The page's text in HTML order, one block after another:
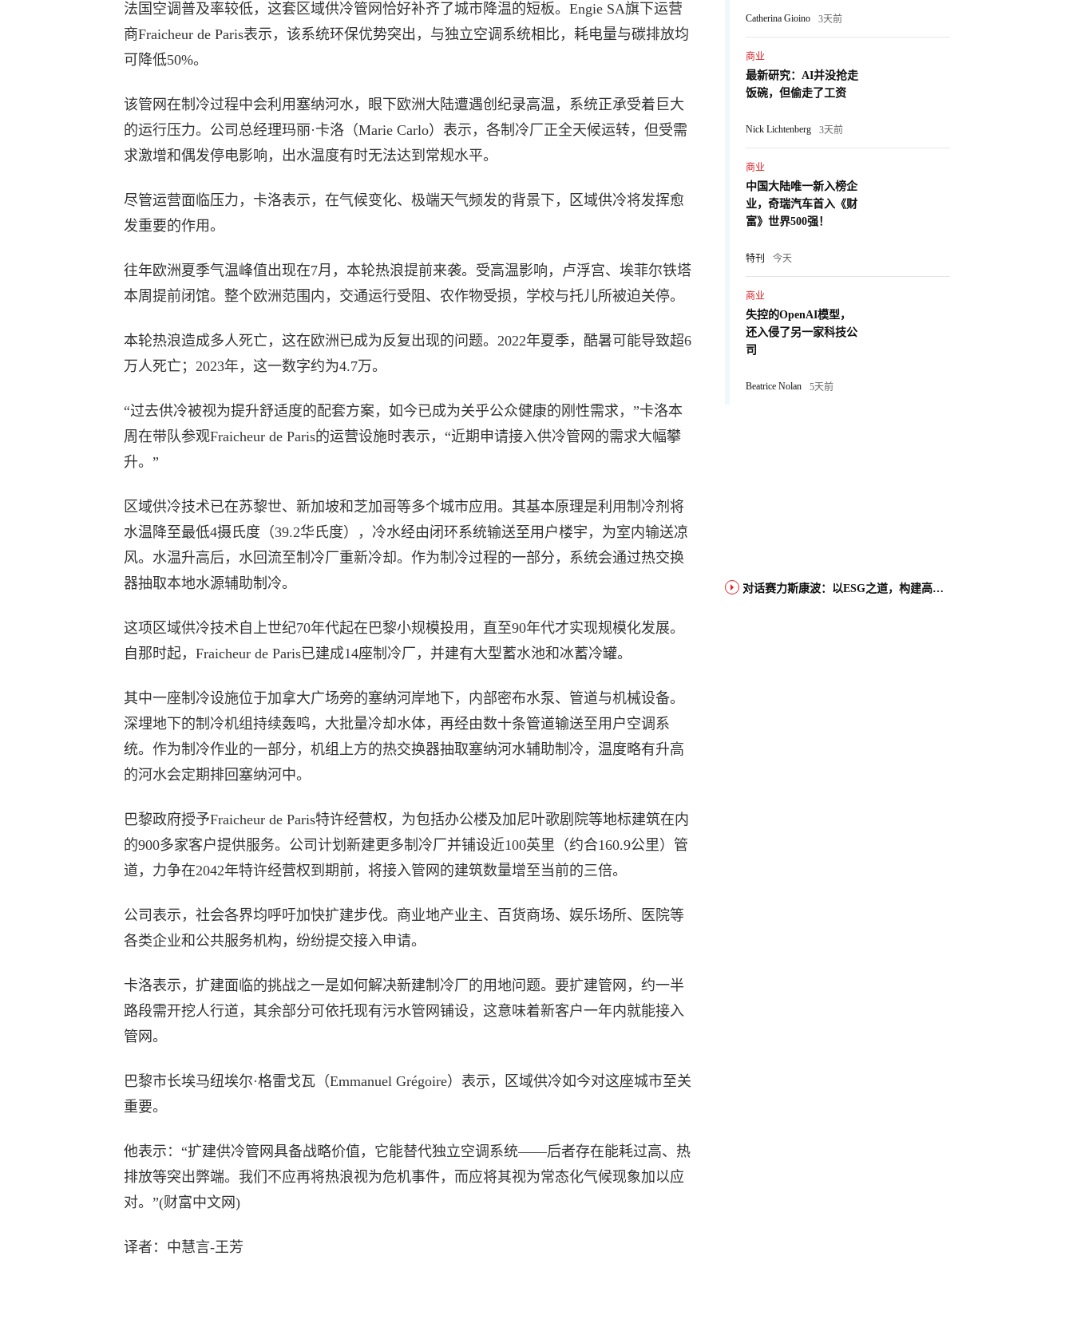
法国空调普及率较低，这套区域供冷管网恰好补齐了城市降温的短板。Engie SA旗下运营
商Fraicheur de Paris表示，该系统环保优势突出，与独立空调系统相比，耗电量与碳排放均
可降低50%。
该管网在制冷过程中会利用塞纳河水，眼下欧洲大陆遭遇创纪录高温，系统正承受着巨大
的运行压力。公司总经理玛丽·卡洛（Marie Carlo）表示，各制冷厂正全天候运转，但受需
求激增和偶发停电影响，出水温度有时无法达到常规水平。
尽管运营面临压力，卡洛表示，在气候变化、极端天气频发的背景下，区域供冷将发挥愈
发重要的作用。
往年欧洲夏季气温峰值出现在7月，本轮热浪提前来袭。受高温影响，卢浮宫、埃菲尔铁塔
本周提前闭馆。整个欧洲范围内，交通运行受阻、农作物受损，学校与托儿所被迫关停。
本轮热浪造成多人死亡，这在欧洲已成为反复出现的问题。2022年夏季，酷暑可能导致超6
万人死亡；2023年，这一数字约为4.7万。
“过去供冷被视为提升舒适度的配套方案，如今已成为关乎公众健康的刚性需求，”卡洛本
周在带队参观Fraicheur de Paris的运营设施时表示，“近期申请接入供冷管网的需求大幅攀
升。”
区域供冷技术已在苏黎世、新加坡和芝加哥等多个城市应用。其基本原理是利用制冷剂将
水温降至最低4摄氏度（39.2华氏度），冷水经由闭环系统输送至用户楼宇，为室内输送凉
风。水温升高后，水回流至制冷厂重新冷却。作为制冷过程的一部分，系统会通过热交换
器抽取本地水源辅助制冷。
这项区域供冷技术自上世纪70年代起在巴黎小规模投用，直至90年代才实现规模化发展。
自那时起，Fraicheur de Paris已建成14座制冷厂，并建有大型蓄水池和冰蓄冷罐。
其中一座制冷设施位于加拿大广场旁的塞纳河岸地下，内部密布水泵、管道与机械设备。
深埋地下的制冷机组持续轰鸣，大批量冷却水体，再经由数十条管道输送至用户空调系
统。作为制冷作业的一部分，机组上方的热交换器抽取塞纳河水辅助制冷，温度略有升高
的河水会定期排回塞纳河中。
巴黎政府授予Fraicheur de Paris特许经营权，为包括办公楼及加尼叶歌剧院等地标建筑在内
的900多家客户提供服务。公司计划新建更多制冷厂并铺设近100英里（约合160.9公里）管
道，力争在2042年特许经营权到期前，将接入管网的建筑数量增至当前的三倍。
公司表示，社会各界均呼吁加快扩建步伐。商业地产业主、百货商场、娱乐场所、医院等
各类企业和公共服务机构，纷纷提交接入申请。
卡洛表示，扩建面临的挑战之一是如何解决新建制冷厂的用地问题。要扩建管网，约一半
路段需开挖人行道，其余部分可依托现有污水管网铺设，这意味着新客户一年内就能接入
管网。
巴黎市长埃马纽埃尔·格雷戈瓦（Emmanuel Grégoire）表示，区域供冷如今对这座城市至关
重要。
他表示：“扩建供冷管网具备战略价值，它能替代独立空调系统——后者存在能耗过高、热
排放等突出弊端。我们不应再将热浪视为危机事件，而应将其视为常态化气候现象加以应
对。”(财富中文网)
译者：中慧言-王芳
Catherina Gioino 3天前
商业
最新研究：AI并没抢走
饭碗，但偷走了工资
Nick Lichtenberg 3天前
商业
中国大陆唯一新入榜企
业，奇瑞汽车首入《财
富》世界500强！
特刊 今天
商业
失控的OpenAI模型，
还入侵了另一家科技公
司
Beatrice Nolan 5天前
对话赛力斯康波：以ESG之道，构建高端智能汽车品牌全球竞争力